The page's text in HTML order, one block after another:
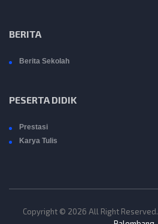
BERITA
Berita Sekolah
PESERTA DIDIK
Prestasi
Karya Tulis
Copyright © 2026 All Right Reserved.